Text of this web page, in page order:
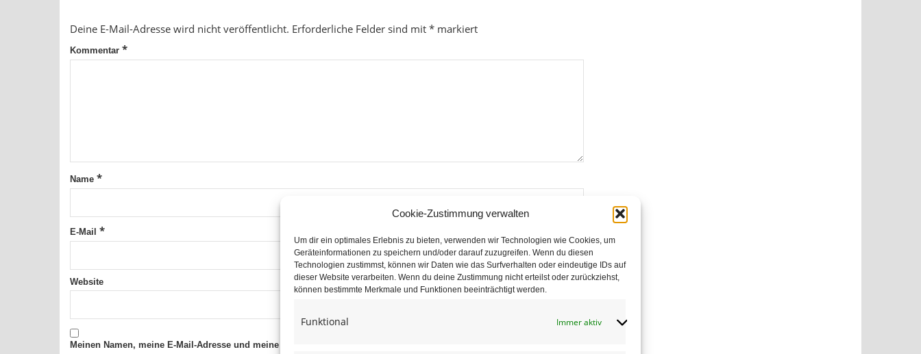
Cookie-Zustimmung verwalten
Um dir ein optimales Erlebnis zu bieten, verwenden wir Technologien wie Cookies, um
Geräteinformationen zu speichern und/oder darauf zuzugreifen. Wenn du diesen
Technologien zustimmst, können wir Daten wie das Surfverhalten oder eindeutige IDs auf
dieser Website verarbeiten. Wenn du deine Zustimmung nicht erteilst oder zurückziehst,
können bestimmte Merkmale und Funktionen beeinträchtigt werden.
Funktional Immer aktiv
Deine E-Mail-Adresse wird nicht veröffentlicht. Erforderliche Felder sind mit * markiert
Kommentar *
Name *
E-Mail *
Website
Meinen Namen, meine E-Mail-Adresse und meine Website in diesem Browser für die nächste Kommentierung speichern.